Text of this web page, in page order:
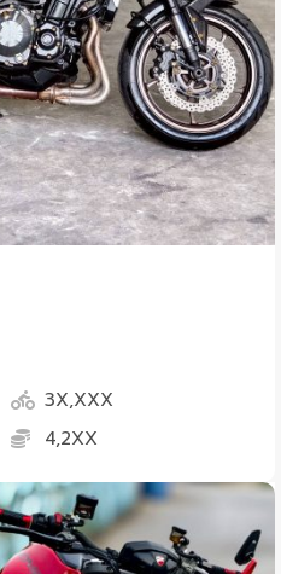
3X,XXX
4,2XX